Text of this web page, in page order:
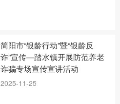
简阳市“银龄行动”暨“银龄反
诈”宣传—踏水镇开展防范养老
诈骗专场宣传宣讲活动
2025-11-25